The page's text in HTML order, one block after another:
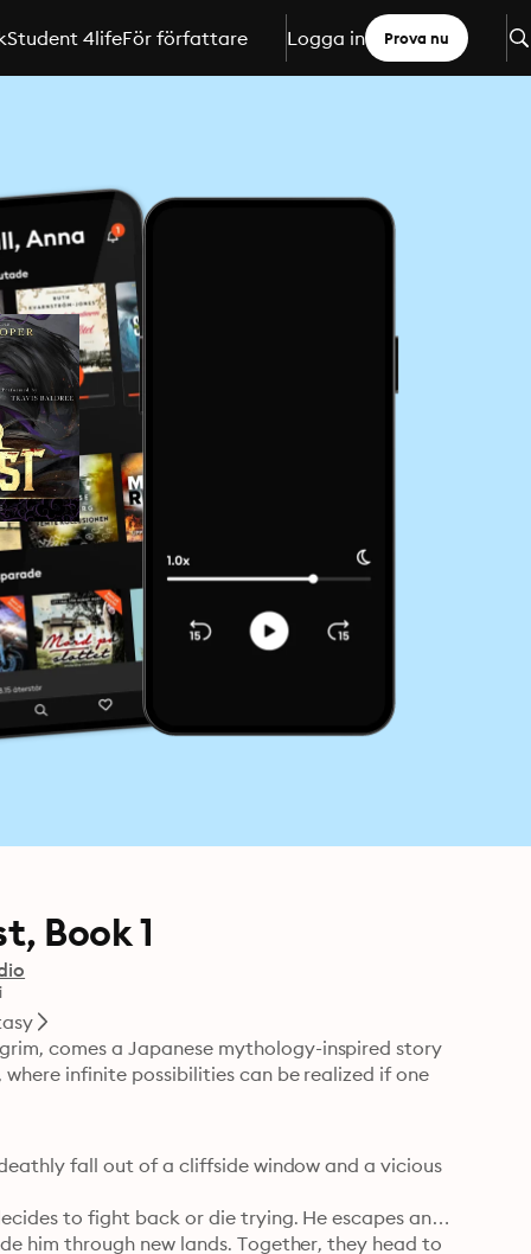
Student 4lifeFör författare Logga in Prova nu
Book 1
comes a Japanese mythology-inspired story
infinite possibilities can be realized if one
fall out of a cliffside window and a vicious
to fight back or die trying. He escapes and
him through new lands. Together, they head to